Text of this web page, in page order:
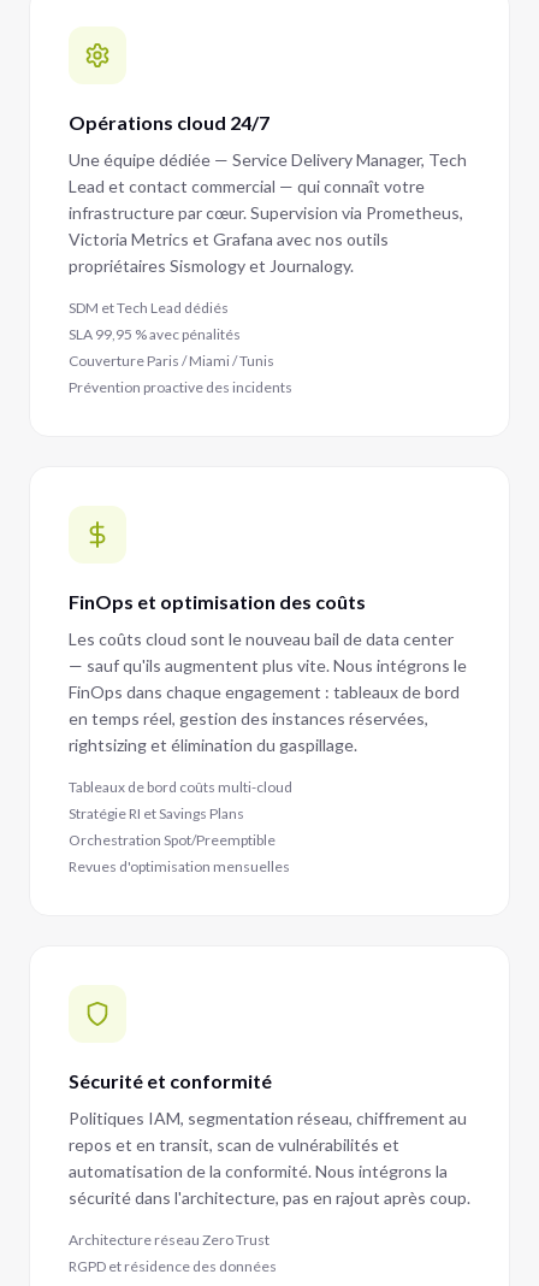
Opérations cloud 24/7
Une équipe dédiée — Service Delivery Manager, Tech
Lead et contact commercial — qui connaît votre
infrastructure par cœur. Supervision via Prometheus,
Victoria Metrics et Grafana avec nos outils
propriétaires Sismology et Journalogy.
SDM et Tech Lead dédiés
SLA 99,95 % avec pénalités
Couverture Paris / Miami / Tunis
Prévention proactive des incidents
FinOps et optimisation des coûts
Les coûts cloud sont le nouveau bail de data center
— sauf qu'ils augmentent plus vite. Nous intégrons le
FinOps dans chaque engagement : tableaux de bord
en temps réel, gestion des instances réservées,
rightsizing et élimination du gaspillage.
Tableaux de bord coûts multi-cloud
Stratégie RI et Savings Plans
Orchestration Spot/Preemptible
Revues d'optimisation mensuelles
Sécurité et conformité
Politiques IAM, segmentation réseau, chiffrement au
repos et en transit, scan de vulnérabilités et
automatisation de la conformité. Nous intégrons la
sécurité dans l'architecture, pas en rajout après coup.
Architecture réseau Zero Trust
RGPD et résidence des données